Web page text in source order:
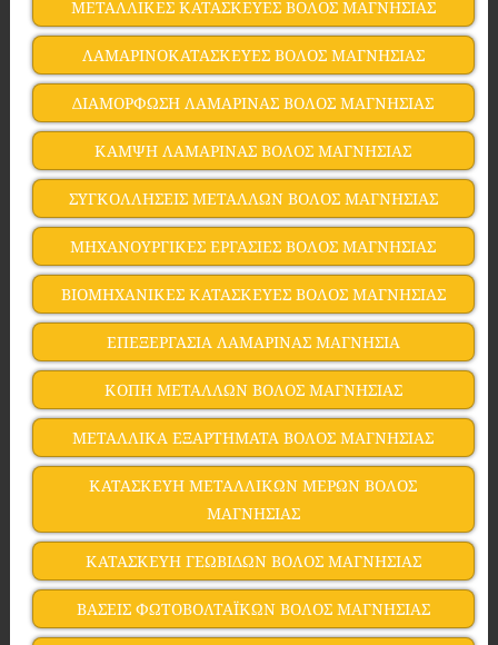
ΜΕΤΑΛΛΙΚΕΣ ΚΑΤΑΣΚΕΥΕΣ ΒΟΛΟΣ ΜΑΓΝΗΣΙΑΣ
ΛΑΜΑΡΙΝΟΚΑΤΑΣΚΕΥΕΣ ΒΟΛΟΣ ΜΑΓΝΗΣΙΑΣ
ΔΙΑΜΟΡΦΩΣΗ ΛΑΜΑΡΙΝΑΣ ΒΟΛΟΣ ΜΑΓΝΗΣΙΑΣ
ΚΑΜΨΗ ΛΑΜΑΡΙΝΑΣ ΒΟΛΟΣ ΜΑΓΝΗΣΙΑΣ
ΣΥΓΚΟΛΛΗΣΕΙΣ ΜΕΤΑΛΛΩΝ ΒΟΛΟΣ ΜΑΓΝΗΣΙΑΣ
ΜΗΧΑΝΟΥΡΓΙΚΕΣ ΕΡΓΑΣΙΕΣ ΒΟΛΟΣ ΜΑΓΝΗΣΙΑΣ
ΒΙΟΜΗΧΑΝΙΚΕΣ ΚΑΤΑΣΚΕΥΕΣ ΒΟΛΟΣ ΜΑΓΝΗΣΙΑΣ
ΕΠΕΞΕΡΓΑΣΙΑ ΛΑΜΑΡΙΝΑΣ ΜΑΓΝΗΣΙΑ
ΚΟΠΗ ΜΕΤΑΛΛΩΝ ΒΟΛΟΣ ΜΑΓΝΗΣΙΑΣ
ΜΕΤΑΛΛΙΚΑ ΕΞΑΡΤΗΜΑΤΑ ΒΟΛΟΣ ΜΑΓΝΗΣΙΑΣ
ΚΑΤΑΣΚΕΥΗ ΜΕΤΑΛΛΙΚΩΝ ΜΕΡΩΝ ΒΟΛΟΣ
ΜΑΓΝΗΣΙΑΣ
ΚΑΤΑΣΚΕΥΗ ΓΕΩΒΙΔΩΝ ΒΟΛΟΣ ΜΑΓΝΗΣΙΑΣ
ΒΑΣΕΙΣ ΦΩΤΟΒΟΛΤΑΪΚΩΝ ΒΟΛΟΣ ΜΑΓΝΗΣΙΑΣ